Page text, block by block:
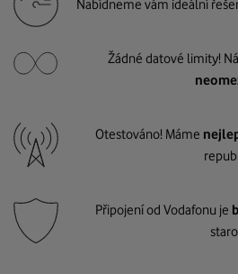
Nabídneme vám ideální
Žádné datové limity!
Otestováno! Máme
Připojení od Vodafonu je